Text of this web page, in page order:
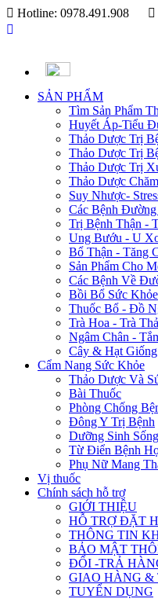
Hotline: 0978.491.908
SẢN PHẨM
Tìm Sản Phẩm
Huyết Áp-Tiểu
Thảo Dược Trị
Thảo Dược Trị
Thảo Dược Trị
Thảo Dược
Suy Nhược-
Các Bệnh Đường
Trị Bệnh Thận -
Ung Bướu - U
Bổ Thận - Tăng
Sản Phẩm Cho
Các Bệnh Về
Bồi Bổ Sức
Thuốc Bổ - Đồ
Trà Hoa - Trà
Ngâm Chân -
Cây & Hạt
Cẩm Nang Sức Khỏe
Thảo Dược Và
Bài Thuốc
Phòng Chống
Đông Y Trị Bệnh
Dưỡng Sinh
Từ Điển Bệnh
Phụ Nữ Mang
Vị thuốc
Chính sách hỗ trợ
GIỚI THIỆU
HỖ TRỢ ĐẶT
THÔNG TIN
BẢO MẬT
ĐỔI -TRẢ
GIAO HÀNG &
TUYỂN DỤNG